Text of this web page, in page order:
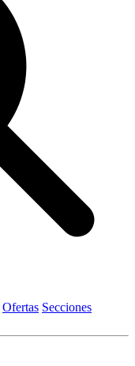
Ofertas Secciones